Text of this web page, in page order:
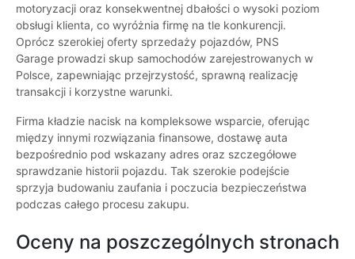
motoryzacji oraz konsekwentnej dbałości o wysoki poziom
obsługi klienta, co wyróżnia firmę na tle konkurencji.
Oprócz szerokiej oferty sprzedaży pojazdów, PNS
Garage prowadzi skup samochodów zarejestrowanych w
Polsce, zapewniając przejrzystość, sprawną realizację
transakcji i korzystne warunki.
Firma kładzie nacisk na kompleksowe wsparcie, oferując
między innymi rozwiązania finansowe, dostawę auta
bezpośrednio pod wskazany adres oraz szczegółowe
sprawdzanie historii pojazdu. Tak szerokie podejście
sprzyja budowaniu zaufania i poczucia bezpieczeństwa
podczas całego procesu zakupu.
Oceny na poszczególnych stronach